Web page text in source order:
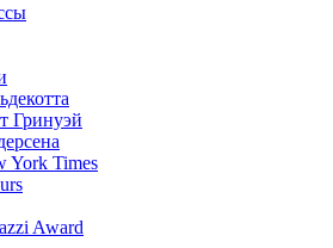
Гринуэй
York Times
Award